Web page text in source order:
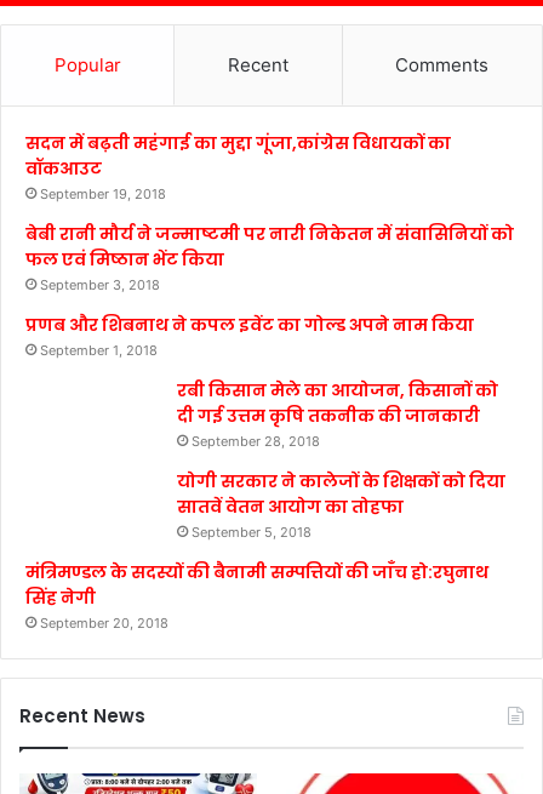
Popular Recent Comments
सदन में बढ़ती महंगाई का मुद्दा गूंजा,कांग्रेस विधायकों का
वॉकआउट
September 19, 2018
बेबी रानी मौर्य ने जन्माष्टमी पर नारी निकेतन में संवासिनियों को
फल एवं मिष्ठान भेंट किया
September 3, 2018
प्रणब और शिबनाथ ने कपल इवेंट का गोल्ड अपने नाम किया
September 1, 2018
रबी किसान मेले का आयोजन, किसानों को
दी गई उत्तम कृषि तकनीक की जानकारी
September 28, 2018
योगी सरकार ने कालेजों के शिक्षकों को दिया
सातवें वेतन आयोग का तोहफा
September 5, 2018
मंत्रिमण्डल के सदस्यों की बैनामी सम्पत्तियों की जाँच हो:रघुनाथ
सिंह नेगी
September 20, 2018
Recent News